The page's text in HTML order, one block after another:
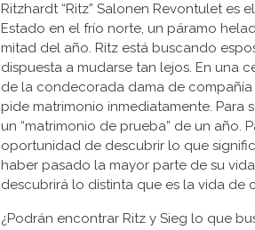
Ritzhardt “Ritz” Salonen Revontulet
Estado en el frío norte, un páramo
mitad del año. Ritz está buscando
dispuesta a mudarse tan lejos. En una
de la condecorada dama de compañía
pide matrimonio inmediatamente. Para
un “matrimonio de prueba” de un año.
oportunidad de descubrir lo que
haber pasado la mayor parte de su
descubrirá lo distinta que es la vida de
¿Podrán encontrar Ritz y Sieg lo que